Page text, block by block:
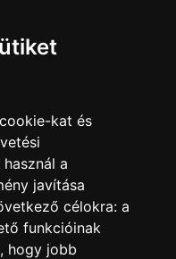
kat és
a
javítása
célokra: a
funkcióinak
, hogy jobb
ismeri, rendelés esetén
a költséget az Ön által
vissza, úgy a
a terméket
átvételre való
NEM, VAGY CSAK
ÉS
és tisztán tartja a
a Timeline vagy
dizájn világát
acél beakasztható
fa furnérral